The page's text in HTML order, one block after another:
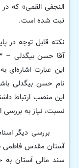
النجفی القمی» که
ثبت شده است.
نکته قابل توجه در
این عبارت اشاره‌ای
نام حسن بیگدلی
این منصب ارتباط
نسبت، نیاز به بررسی
بررسی دیگر
آستان مقدس فاطمی
سند مالی آستان